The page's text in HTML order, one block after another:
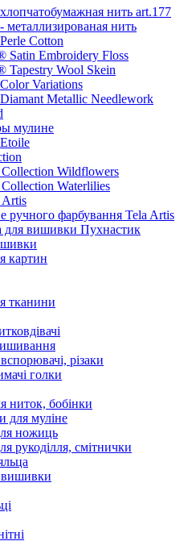
нить art.177
металлизированая нить
Cotton
Satin Embroidery Floss
Tapestry Wool Skein
Variations
Metallic Needlework
мулине
Wildflowers
Waterlilies
Artis
ручного фарбування Tela Artis
для вишивки Пухнастик
картин
тканини
різаки
голки
ниток, бобінки
для муліне
ножиць
рукоділля, смітнички